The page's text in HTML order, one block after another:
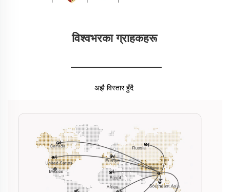
विश्वभरका ग्राहकहरू
________________
अझै विस्तार हुँदै